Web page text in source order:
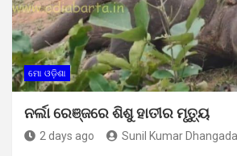
ମୋ ଓଡ଼ିଶା
ନର୍ଲା ରେଞ୍ଜରେ ଶିଶୁ ହାତୀର ମୃତ୍ୟୁ
2 days ago Sunil Kumar